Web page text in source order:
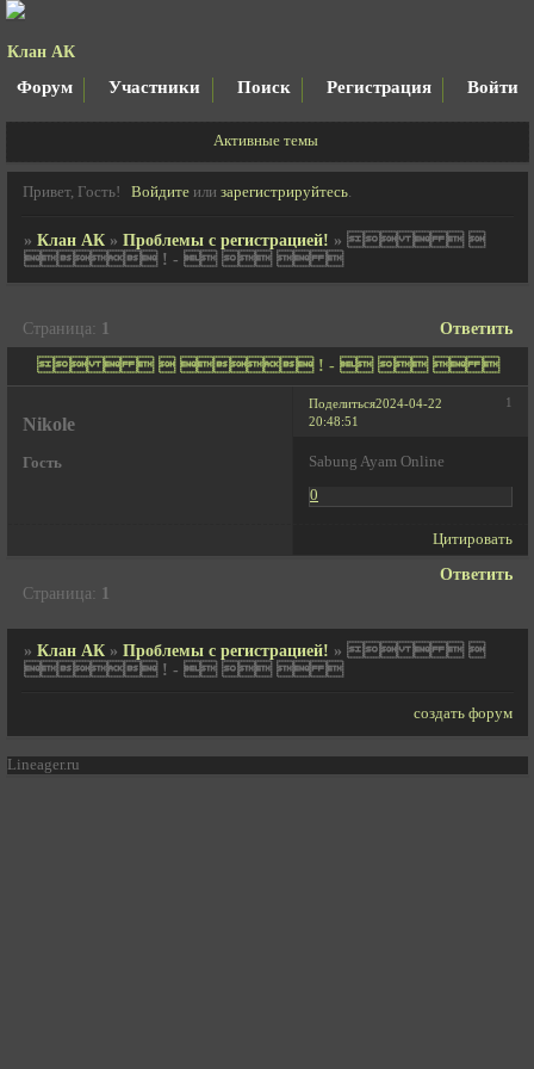
Клан АК
Форум Участники Поиск Регистрация Войти
Активные темы
Привет, Гость! Войдитеили зарегистрируйтесь.
» Клан АК » Проблемы с регистрацией! »    
 ! -    
     ! -    
Страница: Ответить
Поделиться 1
2024-04-22
20:48:51
Nikole
Гость
Sabung Ayam Online
0
Цитировать
Ответить
Страница:
1
» Клан АК » Проблемы с регистрацией! »    
 ! -    
создать форум
Lineager.ru